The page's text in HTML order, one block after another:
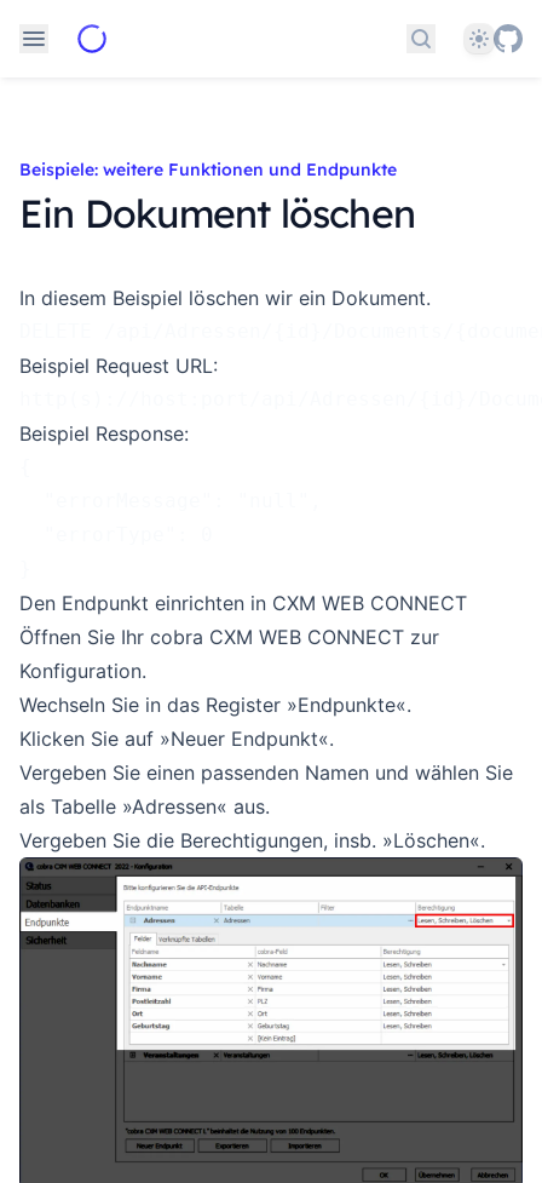
Theme
Beispiele: weitere Funktionen und Endpunkte
Ein Dokument löschen
In diesem Beispiel löschen wir ein Dokument.
Beispiel Request URL:
Beispiel Response:
Den Endpunkt einrichten in CXM WEB CONNECT
Öffnen Sie Ihr cobra CXM WEB CONNECT zur
Konfiguration.
Wechseln Sie in das Register »Endpunkte«.
Klicken Sie auf »Neuer Endpunkt«.
Vergeben Sie einen passenden Namen und wählen Sie
als Tabelle »Adressen« aus.
Vergeben Sie die Berechtigungen, insb. »Löschen«.